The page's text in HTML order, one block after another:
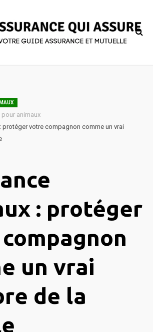
animaux
protéger votre compagnon comme un vrai
: protéger
un vrai
de la